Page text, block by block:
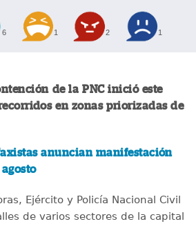
6 1 2 1
de la PNC inició este
en zonas priorizadas de
anuncian manifestación
Ejército y Policía Nacional Civil
de varios sectores de la capital